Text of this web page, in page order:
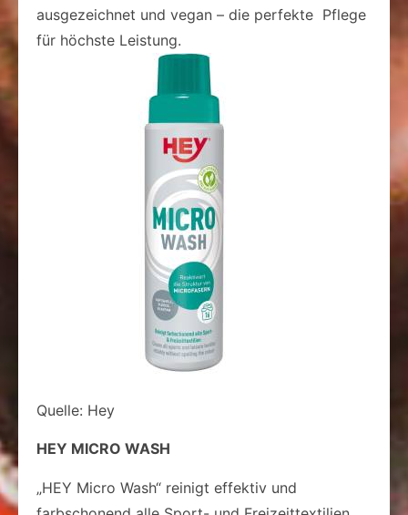
ausgezeichnet und vegan – die perfekte Pflege
für höchste Leistung.
Quelle: Hey
HEY MICRO WASH
„HEY Micro Wash“ reinigt effektiv und